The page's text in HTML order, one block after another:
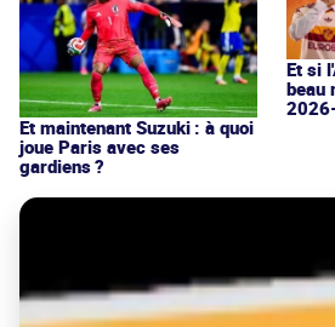
Et maintenant Suzuki : à quoi
joue Paris avec ses
gardiens ?
Et si
beau